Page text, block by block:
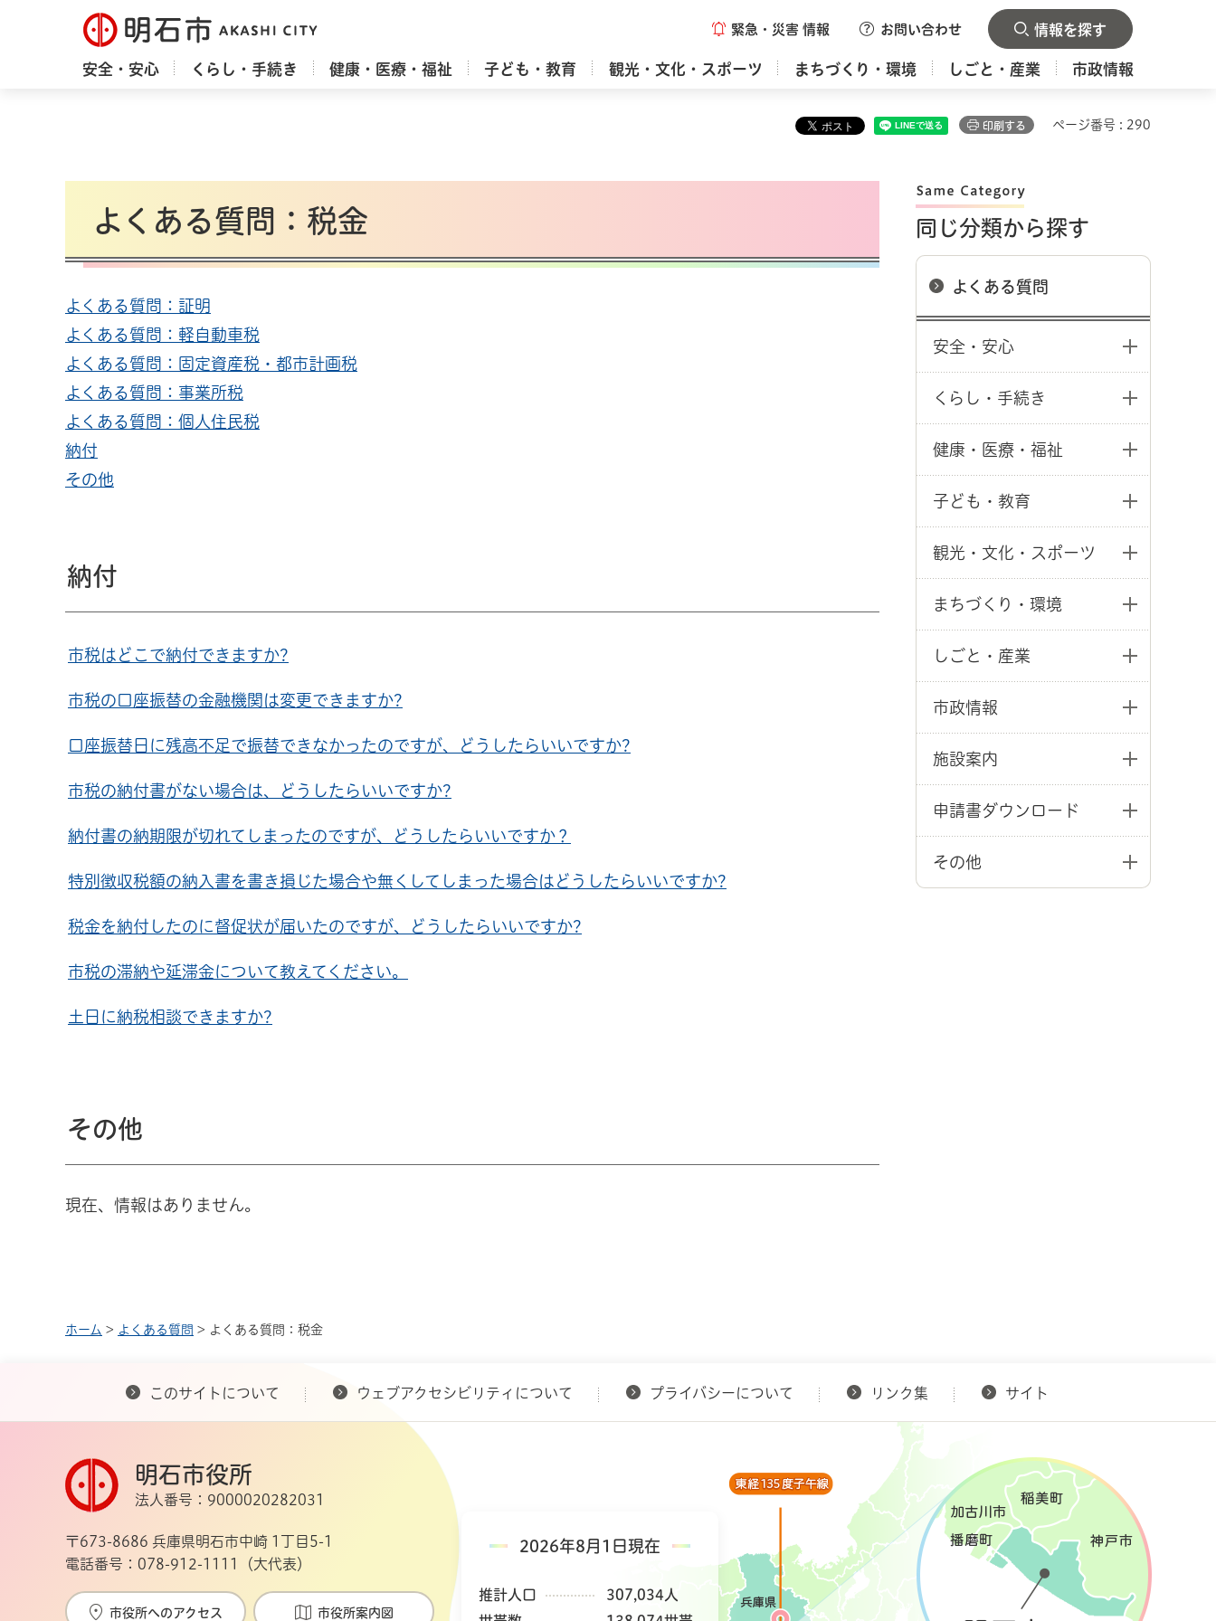
明石市 緊急・災害 情報 お問い合わせ 情報を探す
安全・安心 くらし・手続き 健康・医療・福祉 子ども・教育 観光・文化・スポーツ まちづくり・環境 しごと・産業 市政情報
印刷する ページ番号 : 290
よくある質問：税金
よくある質問：証明
よくある質問：軽自動車税
よくある質問：固定資産税・都市計画税
よくある質問：事業所税
よくある質問：個人住民税
納付
その他
納付
市税はどこで納付できますか?
市税の口座振替の金融機関は変更できますか?
口座振替日に残高不足で振替できなかったのですが、どうしたらいいですか?
市税の納付書がない場合は、どうしたらいいですか?
納付書の納期限が切れてしまったのですが、どうしたらいいですか？
特別徴収税額の納入書を書き損じた場合や無くしてしまった場合はどうしたらいいですか?
税金を納付したのに督促状が届いたのですが、どうしたらいいですか?
市税の滞納や延滞金について教えてください。
土日に納税相談できますか?
その他
現在、情報はありません。
同じ分類から探す
よくある質問
安全・安心
くらし・手続き
健康・医療・福祉
子ども・教育
観光・文化・スポーツ
まちづくり・環境
しごと・産業
市政情報
施設案内
申請書ダウンロード
その他
ホーム > よくある質問 > よくある質問：税金
このサイトについて ウェブアクセシビリティについて プライバシーについて リンク集 サイト
2026年8月1日現在
推計人口
307,034人
明石市役所
法人番号：9000020282031
〒673-8686 兵庫県明石市中崎 1丁目5-1
電話番号：078-912-1111（大代表）
市役所へのアクセス 市役所案内図